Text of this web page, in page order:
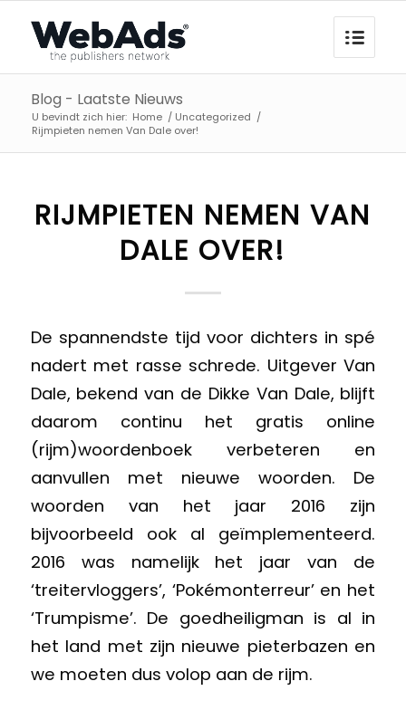
Blog - Laatste Nieuws
U bevindt zich hier: Home / Uncategorized /
Rijmpieten nemen Van Dale over!
RIJMPIETEN NEMEN VAN
DALE OVER!
De spannendste tijd voor dichters in spé
nadert met rasse schrede. Uitgever Van
Dale, bekend van de Dikke Van Dale, blijft
daarom continu het gratis online
(rijm)woordenboek verbeteren en
aanvullen met nieuwe woorden. De
woorden van het jaar 2016 zijn
bijvoorbeeld ook al geïmplementeerd.
2016 was namelijk het jaar van de
‘treitervloggers’, ‘Pokémonterreur’ en het
‘Trumpisme’. De goedheiligman is al in
het land met zijn nieuwe pieterbazen en
we moeten dus volop aan de rijm.